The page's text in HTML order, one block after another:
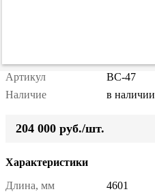
Артикул
ВС-47
Наличие
в наличии
204 000 руб./шт.
Характеристики
Длина, мм
4601